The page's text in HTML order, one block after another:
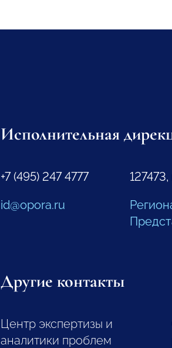
Исполнительная
+7 (495) 247 4777
id@opora.ru
Другие контакты
Центр экспертизы и
аналитики проблем